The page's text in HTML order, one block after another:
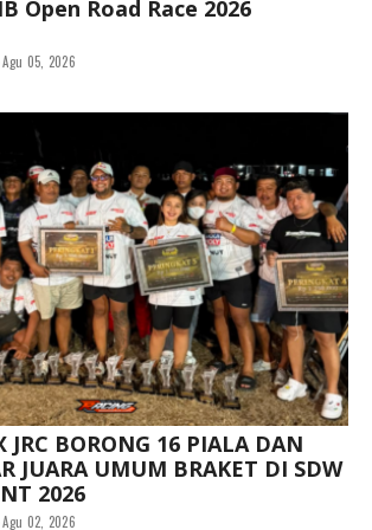
Open Road Race 2026
Agu 05, 2026
JRC BORONG 16 PIALA DAN
JUARA UMUM BRAKET DI SDW
2026
Agu 02, 2026